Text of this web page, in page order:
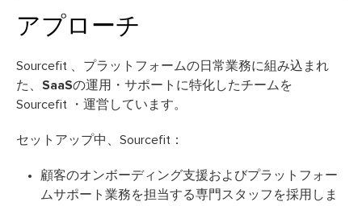
アプローチ
Sourcefit 、プラットフォームの日常業務に組み込まれ
た、 SaaSの運用・サポートに特化したチームを
Sourcefit ・運営しています。
セットアップ中、Sourcefit：
顧客のオンボーディング支援およびプラットフォー
ムサポート業務を担当する専門スタッフを採用しま